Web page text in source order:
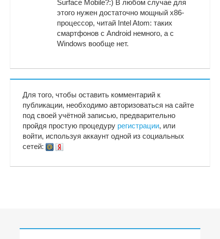
Surface Mobile?:) В любом случае для
этого нужен достаточно мощный x86-
процессор, читай Intel Atom: таких
смартфонов с Android немного, а с
Windows вообще нет.
Для того, чтобы оставить комментарий к
публикации, необходимо авторизоваться на сайте
под своей учётной записью, предварительно
пройдя простую процедуру регистрации, или
войти, используя аккаунт одной из социальных
сетей: